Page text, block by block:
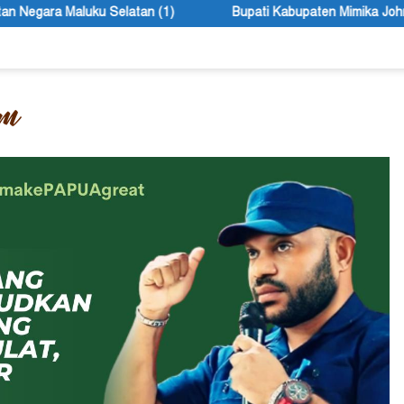
Bupati Kabupaten Mimika John Rettob Sebut Seleksi Direksi